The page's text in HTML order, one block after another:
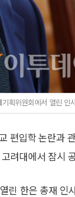
획위원회에서 열린
편입학 논란과
려대에서 잠시
린 한은 총재 인